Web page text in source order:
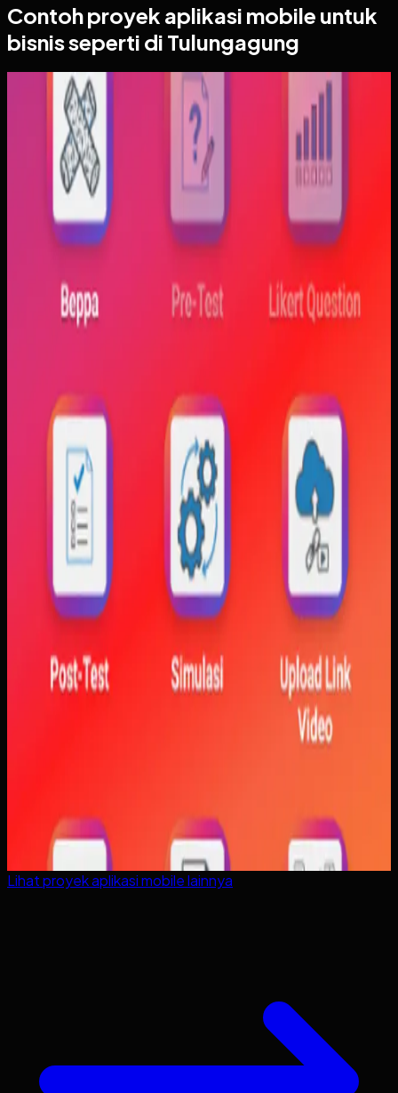
Contoh proyek aplikasi mobile untuk
bisnis seperti di Tulungagung
Aplikasi Mobile
Trajectfika
Trajectfika
Sebelumnya
Mahasiswa sering kesulitan menghubungkan persamaan
matematis dengan perilaku fisik yang sebenarnya,
konsisten. Materi yang hanya tampil statis juga membuat
konsep perubahan fase dan perilaku sistem sulit
dibayangkan.
visualisasi gerak, dan grafik yang berubah langsung saat
variabel diubah. Dengan begitu, mahasiswa bisa melihat
hubungan antara teori dan simulasi secara lebih konkret.
Baca studi kasus lengkap
Lihat proyekaplikasi mobilelainnya